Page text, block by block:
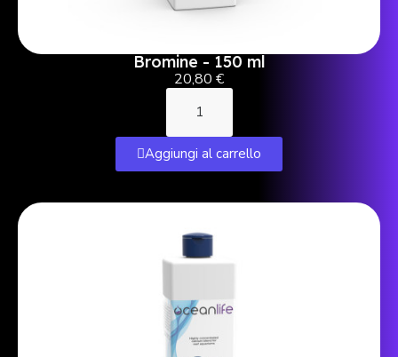
Bromine - 150 ml
20,80 €
Aggiungi al carrello